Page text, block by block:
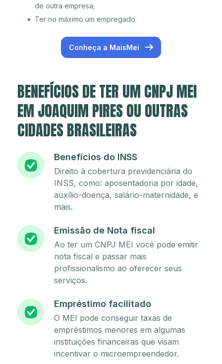
de outra empresa;
Ter no máximo um empregado.
Conheça a MaisMei
BENEFÍCIOS DE TER UM CNPJ MEI
EM JOAQUIM PIRES OU OUTRAS
CIDADES BRASILEIRAS
Benefícios do INSS
Direito à cobertura previdenciária do
INSS, como: aposentadoria por idade,
auxílio-doença, salário-maternidade, e
mais.
Emissão de Nota fiscal
Ao ter um CNPJ MEI você pode emitir
nota fiscal e passar mais
profissionalismo ao oferecer seus
serviços.
Empréstimo facilitado
O MEI pode conseguir taxas de
empréstimos menores em algumas
instituições financeiras que visam
incentivar o microempreendedor.